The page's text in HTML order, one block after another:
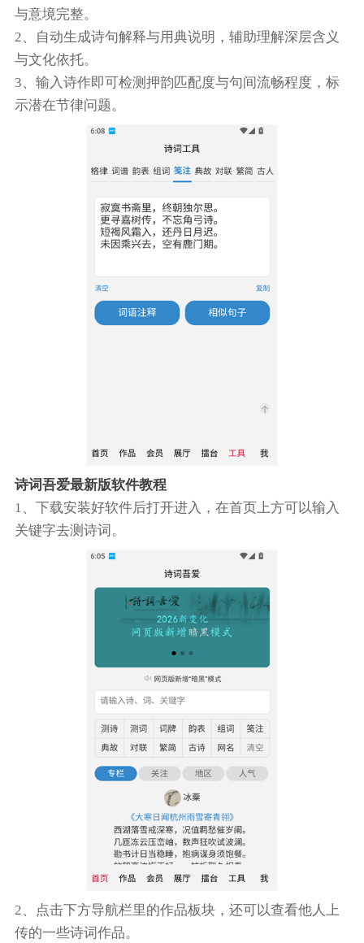
与意境完整。
2、自动生成诗句解释与用典说明，辅助理解深层含义
与文化依托。
3、输入诗作即可检测押韵匹配度与句间流畅程度，标
示潜在节律问题。
诗词吾爱最新版软件教程
1、下载安装好软件后打开进入，在首页上方可以输入
关键字去测诗词。
2、点击下方导航栏里的作品板块，还可以查看他人上
传的一些诗词作品。